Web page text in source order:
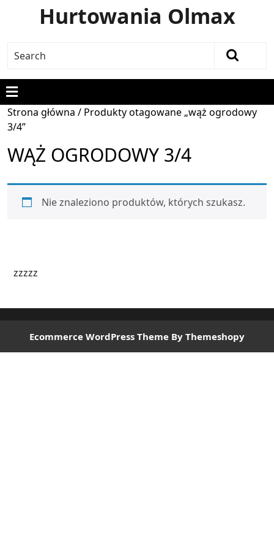
Hurtowania Olmax
Strona główna / Produkty otagowane „wąż ogrodowy
3/4”
WĄŻ OGRODOWY 3/4
Nie znaleziono produktów, których szukasz.
zzzzz
Ecommerce WordPress Theme By Themeshopy